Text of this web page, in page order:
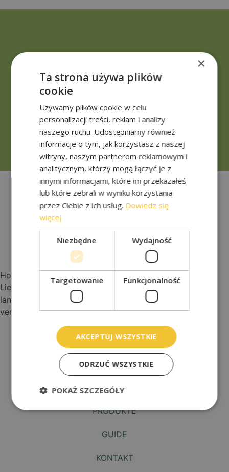
Gestalten Sie einen Ort für Ruhe und
Kümmern Sie sich zusammen mit unserem Team
um den Komfort und die Ästhetik der
KONTAKT
Hochwertiger Sport- und Gartenrasen von der Rolle mit
Lieferung in ganz Polen und Europa. Es ist extrem
langlebig und wird unter anderem für folgende Zwecke
verwendet. für Hausgärten und Erholungsgebiete.
Lageplan
ÜBER UNS
GEROLLTES GRAS
PRODUKTE
GUIDE
KONTAKT
×
Ta strona używa plików
cookie
Używamy plików cookie w celu
personalizacji treści, reklam i analizy
naszego ruchu. Udostępniamy również
informacje o tym, jak korzystasz z naszej
witryny, naszym partnerom reklamowym i
analitycznym, którzy mogą łączyć je z
innymi informacjami, które im przekazałeś
lub które zebrali w wyniku korzystania
przez Ciebie z ich usług. Dowiedz się
więcej
Niezbędne Wydajność
Targetowanie Funkcjonalność
AKCEPTUJ WSZYSTKIE
ODRZUĆ WSZYSTKIE
POKAŻ SZCZEGÓŁY